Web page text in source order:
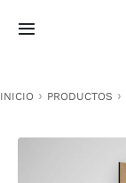
Toggle
NOSOTROS
INICIO PRODUCTOS